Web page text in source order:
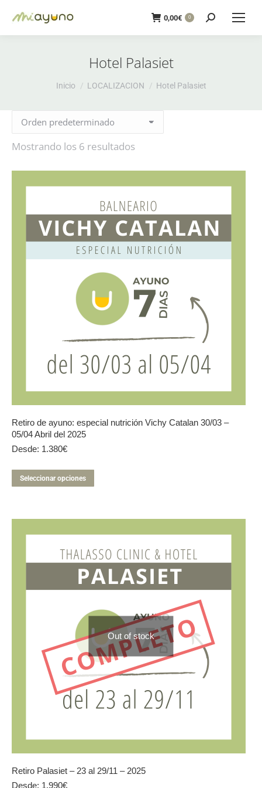
0,00€ 0 Buscar:
Hotel Palasiet
Estás aquí:
Inicio LOCALIZACION Hotel Palasiet
Mostrando los 6 resultados
Retiro de ayuno: especial nutrición Vichy Catalan 30/03 –
05/04 Abril del 2025
Desde: 1.380€
Seleccionar opciones
producto
variantes.
Las
se
pueden
elegir
en
página
de
producto
Out of stock
Retiro Palasiet – 23 al 29/11 – 2025
Desde: 1.990€